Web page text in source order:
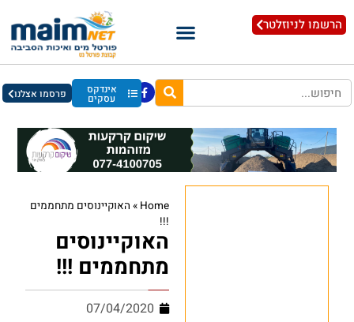
הרשמו לניוזלטר
אינדקס
עסקים פרסמו אצלנו
Home
» האוקיינוסים מתחממים
!!!
האוקיינוסים
מתחממים !!!
07/04/2020